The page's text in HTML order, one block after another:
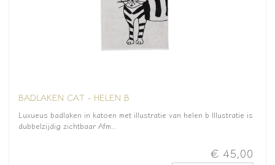
BADLAKEN CAT - HELEN B
Luxueus badlaken in katoen met illustratie van helen b Illustratie is
dubbelzijdig zichtbaar Afm...
€ 45,00